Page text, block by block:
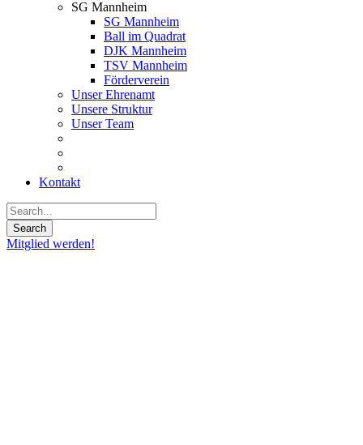
SG Mannheim
SG Mannheim
Ball im Quadrat
DJK Mannheim
TSV Mannheim
Förderverein
Unser Ehrenamt
Unsere Struktur
Unser Team
Kontakt
Mitglied werden!